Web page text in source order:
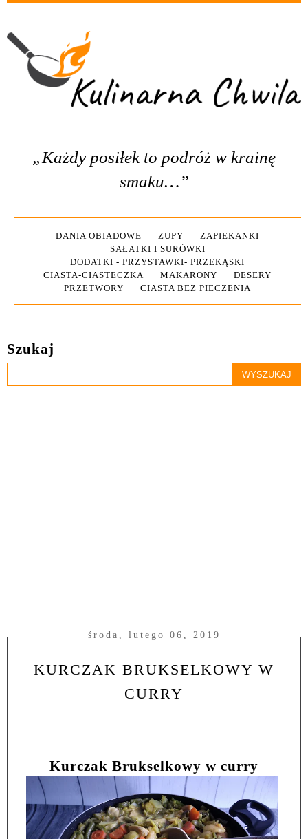
„Każdy posiłek to podróż w krainę
smaku…”
DANIA OBIADOWE ZUPY
ZAPIEKANKI
SAŁATKI I SURÓWKI
DODATKI - PRZYSTAWKI- PRZEKĄSKI
CIASTA-CIASTECZKA
MAKARONY
DESERY
PRZETWORY
CIASTA BEZ PIECZENIA
Szukaj
środa, lutego 06, 2019
KURCZAK BRUKSELKOWY W
CURRY
Kurczak Brukselkowy w curry